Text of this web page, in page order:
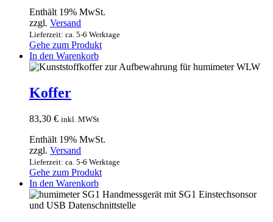
Enthält 19% MwSt.
zzgl. Versand
Lieferzeit: ca. 5-6 Werktage
Gehe zum Produkt
In den Warenkorb
Koffer
83,30 € inkl. MWSt
Enthält 19% MwSt.
zzgl. Versand
Lieferzeit: ca. 5-6 Werktage
Gehe zum Produkt
In den Warenkorb